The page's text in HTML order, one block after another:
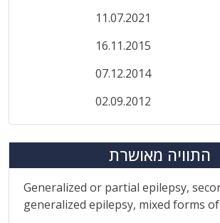
11.07.2021
16.11.2015
07.12.2014
02.09.2012
התוויה מאושרת
Generalized or partial epilepsy,
generalized epilepsy, mixed forms